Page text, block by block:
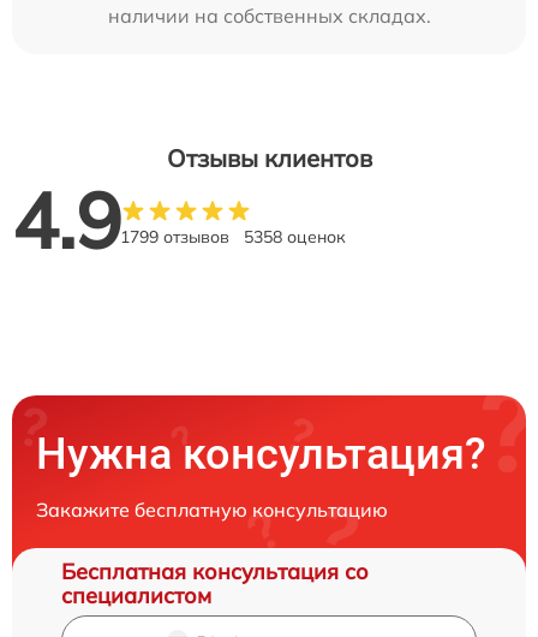
наличии на собственных складах.
Отзывы клиентов
4.91799 отзывов 5358 оценок
Нужна консультация?
Закажите бесплатную консультацию
Бесплатная консультация со
специалистом